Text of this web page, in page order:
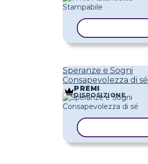
Speranze e Sogni
Consapevolezza di sé
PREMI
DISPOSIZIONE